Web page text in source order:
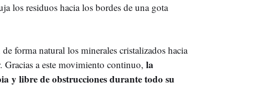
los residuos hacia los bordes de una gota
forma natural los minerales cristalizados hacia
Gracias a este movimiento continuo, la
y libre de obstrucciones durante todo su